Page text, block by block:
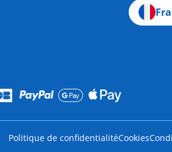
Politique de confidentialitéCookies